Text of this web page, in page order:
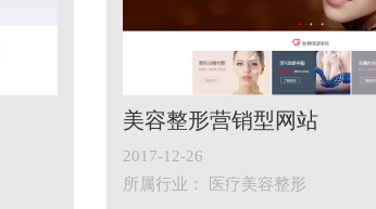
美容整形营销型网站
2017-12-26
所属行业： 医疗美容整形